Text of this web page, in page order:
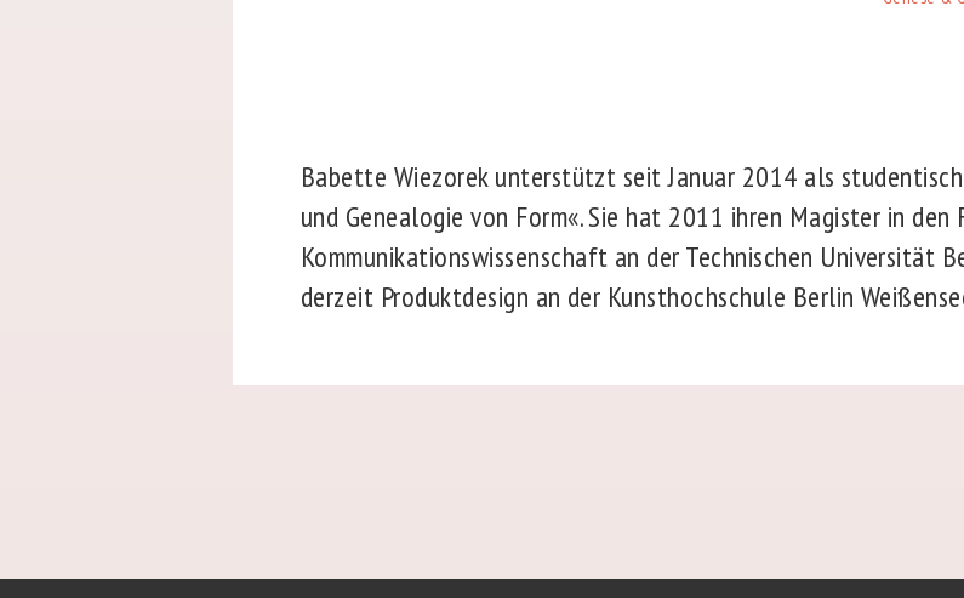
Babette Wiezorek unterstützt seit Januar 2014 als
und Genealogie von Form«. Sie hat 2011 ihren Magister in
Kommunikationswissenschaft an der Technischen Universität
derzeit Produktdesign an der Kunsthochschule Berlin